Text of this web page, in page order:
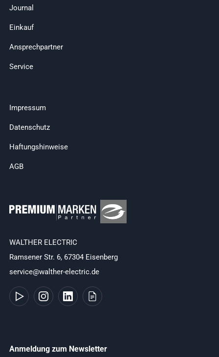
Journal
Einkauf
Ansprechpartner
Service
Impressum
Datenschutz
Haftungshinweise
AGB
WALTHER ELECTRIC
Ramsener Str. 6, 67304 Eisenberg
service@walther-electric.de
Anmeldung zum Newsletter